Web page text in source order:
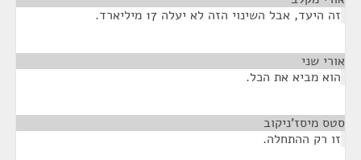
זה היעד, אבל השינוי הזה לא יעלה 17 מיליארד.
אורי שני
הוא מביא את הכל.
סטס מיסז'ניקוב
זו רק ההתחלה.